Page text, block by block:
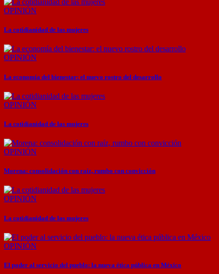
OPINIÓN
La cotidianidad de las mujeres
OPINIÓN
La economía del bienestar: el nuevo rostro del desarrollo
OPINIÓN
La cotidianidad de las mujeres
OPINIÓN
Morena: consolidación con raíz, rumbo con convicción
OPINIÓN
La cotidianidad de las mujeres
OPINIÓN
El poder al servicio del pueblo: la nueva ética pública en México